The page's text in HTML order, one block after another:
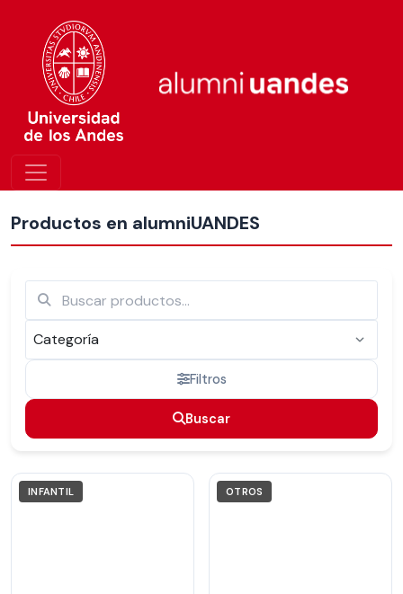
Productos en alumniUANDES
Filtros
Buscar
Buscar
INFANTIL OTROS